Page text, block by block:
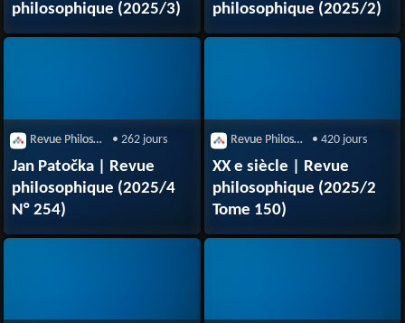
philosophique (2025/3)
philosophique (2025/2)
Revue Philosophique de la France et de l'Étranger • 262 jours
Jan Patočka | Revue
philosophique (2025/4
N° 254)
Revue Philosophique de la France et de l'Étranger • 420 jours
XX e siècle | Revue
philosophique (2025/2
Tome 150)